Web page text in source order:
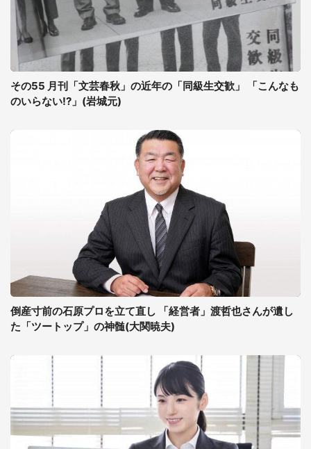
その55 月刊「文芸春秋」の近年の「同級生交歓」 「こんなも
のいらない!?」(岩城元)
倒産寸前の石原プロを立て直し 「経営者」渡哲也さんが遺し
た「ツートップ」の神髄(大関暁夫)